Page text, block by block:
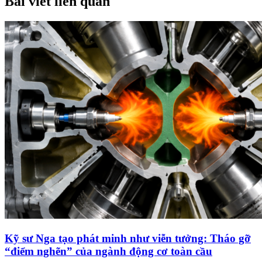
Kỹ sư Nga tạo phát minh như viễn tưởng: Tháo gỡ
“điểm nghẽn” của ngành động cơ toàn cầu